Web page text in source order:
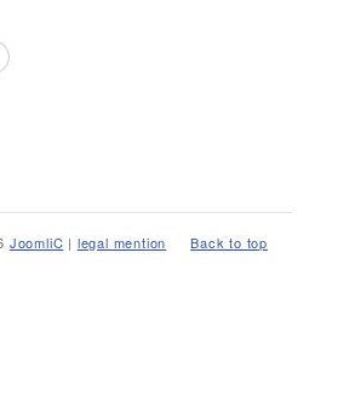
Back to top
JoomliC | legal mention